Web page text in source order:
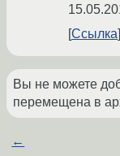
Ссылка
Вы не можете
перемещена в
←